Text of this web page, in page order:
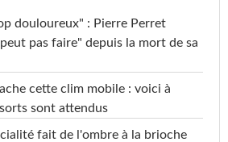
douloureux" : Pierre Perret
pas faire" depuis la mort de sa
cette clim mobile : voici à
sont attendus
fait de l'ombre à la brioche